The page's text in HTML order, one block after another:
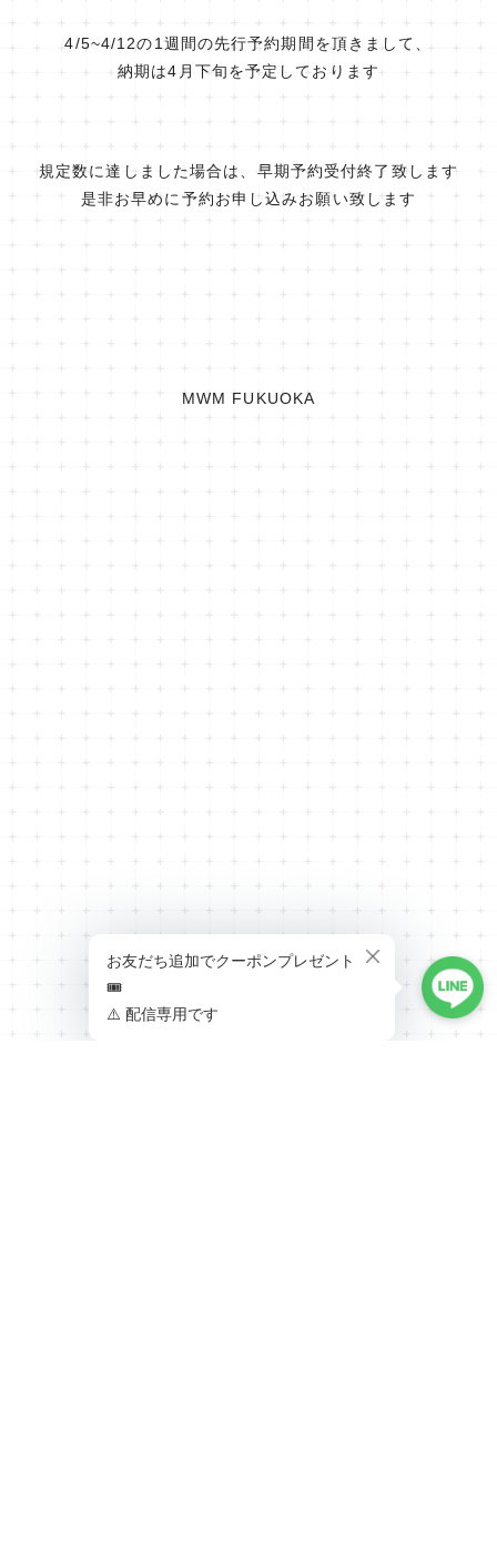
4/5~4/12の1週間の先行予約期間を頂きまして、
納期は4月下旬を予定しております
規定数に達しました場合は、早期予約受付終了致します
是非お早めに予約お申し込みお願い致します
MWM FUKUOKA